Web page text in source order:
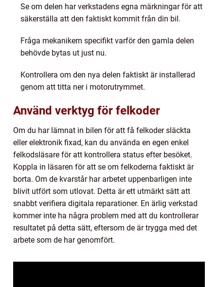
Se om delen har verkstadens egna märkningar för att
säkerställa att den faktiskt kommit från din bil.
Fråga mekanikern specifikt varför den gamla delen
behövde bytas ut just nu.
Kontrollera om den nya delen faktiskt är installerad
genom att titta ner i motorutrymmet.
Använd verktyg för felkoder
Om du har lämnat in bilen för att få felkoder släckta
eller elektronik fixad, kan du använda en egen enkel
felkodsläsare för att kontrollera status efter besöket.
Koppla in läsaren för att se om felkoderna faktiskt är
borta. Om de kvarstår har arbetet uppenbarligen inte
blivit utfört som utlovat. Detta är ett utmärkt sätt att
snabbt verifiera digitala reparationer. En ärlig verkstad
kommer inte ha några problem med att du kontrollerar
resultatet på detta sätt, eftersom de är trygga med det
arbete som de har genomfört.